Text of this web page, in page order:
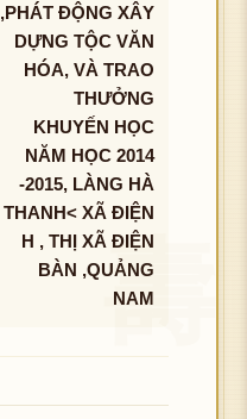
,PHÁT ĐỘNG XÂY
DỰNG TỘC VĂN
HÓA, VÀ TRAO
THƯỞNG
KHUYẾN HỌC
NĂM HỌC 2014
-2015, LÀNG HÀ
THANH< XÃ ĐIỆN
H , THỊ XÃ ĐIỆN
BÀN ,QUẢNG
NAM